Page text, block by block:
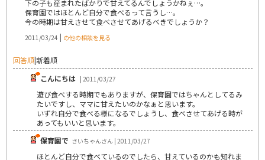
下の子も産まれたばかりで甘えてるんでしょうかねぇ…。
保育園ではほとんど自分で食べるって言うし…。
今の時期は甘えさせて食べさせてあげるべきでしょうか？
2011/03/24 | の他の相談を見る
回答順|新着順
こんにちは | 2011/03/27
遊び食べする時期でもありますが、保育園ではちゃんとしてるみ
たいですし、ママに甘えたいのかなぁと思います。
いずれ自分で食べる様になるでしょうし、食べさせてあげる時が
あってもいいと思います。
保育園で さいちゃんさん | 2011/03/27
ほとんど自分で食べているのでしたら、甘えているのかも知れま